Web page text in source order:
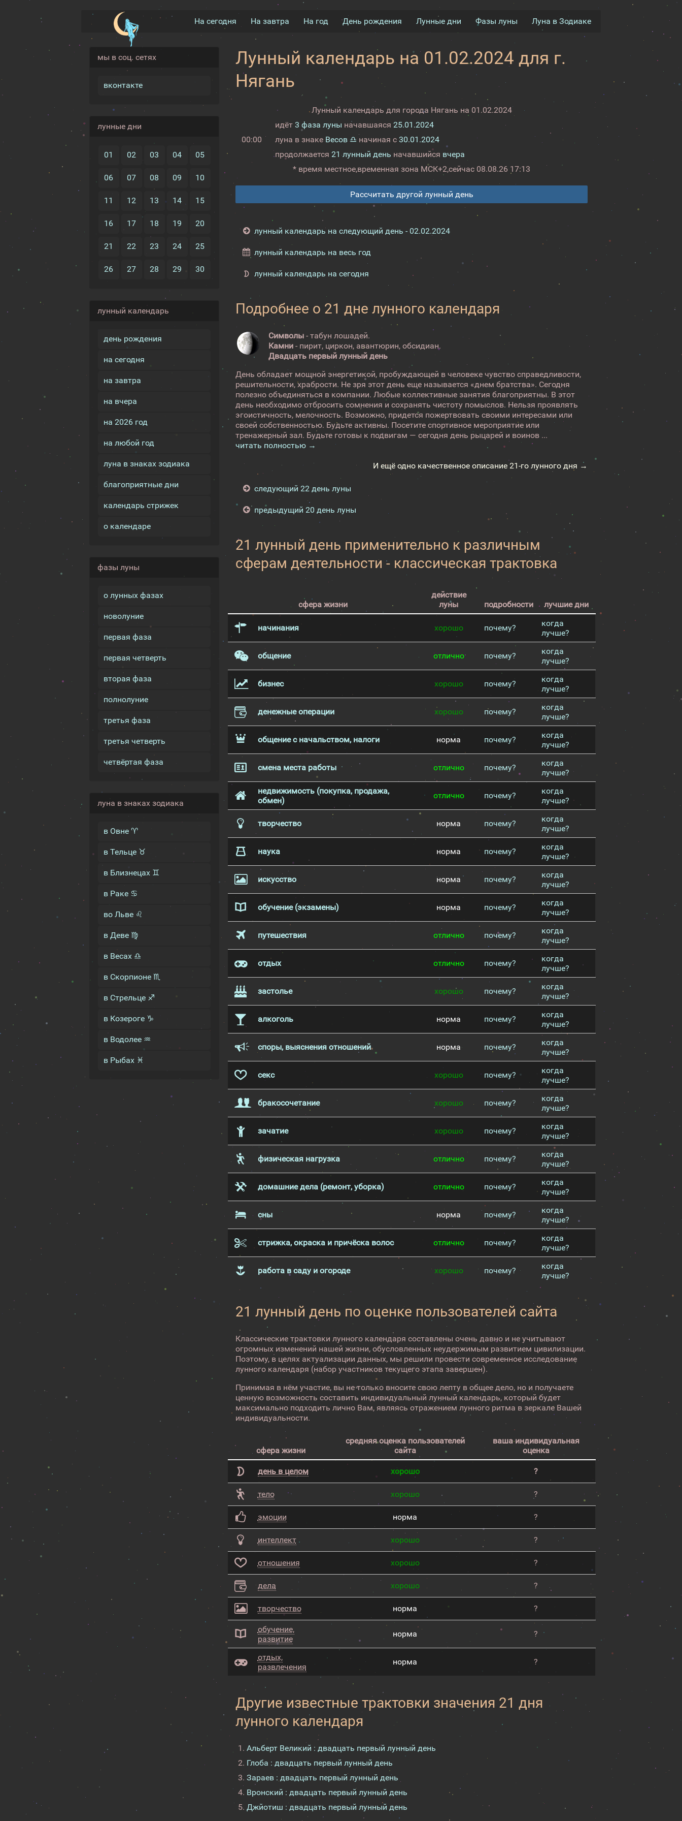
На сегодня На завтра На год День рождения Лунные дни Фазы луны Луна в Зодиаке
мы в соц. сетях
вконтакте
лунные дни
01 02 03 04 05
06 07 08 09 10
11 12 13 14 15
16 17 18 19 20
21 22 23 24 25
26 27 28 29 30
лунный календарь
день рождения
на сегодня
на завтра
на вчера
на 2026 год
на любой год
луна в знаках зодиака
благоприятные дни
календарь стрижек
о календаре
фазы луны
о лунных фазах
новолуние
первая фаза
первая четверть
вторая фаза
полнолуние
третья фаза
третья четверть
четвёртая фаза
луна в знаках зодиака
в Овне ♈
в Тельце ♉
в Близнецах ♊
в Раке ♋
во Льве ♌
в Деве ♍
в Весах ♎
в Скорпионе ♏
в Стрельце ♐
в Козероге ♑
в Водолее ♒
в Рыбах ♓
Лунный календарь на 01.02.2024 для г.
Нягань
Лунный календарь для города Нягань на 01.02.2024
00:00
идёт 3 фаза луны начавшаяся 25.01.2024
луна в знаке Весов ♎ начиная с 30.01.2024
продолжается 21 лунный день начавшийся вчера
* время местное,временная зона МСК+2,сейчас 08.08.26 17:13
Рассчитать другой лунный день
лунный календарь на следующий день - 02.02.2024
лунный календарь на весь год
лунный календарь на сегодня
Подробнее о 21 дне лунного календаря
Символы - табун лошадей.
Камни - пирит, циркон, авантюрин, обсидиан.
Двадцать первый лунный день
День обладает мощной энергетикой, пробуждающей в человеке чувство справедливости,
решительности, храбрости. Не зря этот день еще называется «днем братства». Сегодня
полезно объединяться в компании. Любые коллективные занятия благоприятны. В этот
день необходимо отбросить сомнения и сохранять чистоту помыслов. Нельзя проявлять
эгоистичность, мелочность. Возможно, придется пожертвовать своими интересами или
своей собственностью. Будьте активны. Посетите спортивное мероприятие или
тренажерный зал. Будьте готовы к подвигам — сегодня день рыцарей и воинов ...
читать полностью →
И ещё одно качественное описание 21-го лунного дня →
следующий 22 день луны
предыдущий 20 день луны
21 лунный день применительно к различным
сферам деятельности - классическая трактовка
сфера жизни
действие
луны
подробности лучшие дни
начинания хорошо почему?
когда
лучше?
общение отлично почему?
когда
лучше?
бизнес хорошо почему?
когда
лучше?
денежные операции хорошо почему?
когда
лучше?
общение с начальством, налоги норма почему?
когда
лучше?
смена места работы отлично почему?
когда
лучше?
недвижимость (покупка, продажа,
обмен)
отлично почему?
когда
лучше?
творчество норма почему?
когда
лучше?
наука норма почему?
когда
лучше?
искусство норма почему?
когда
лучше?
обучение (экзамены) норма почему?
когда
лучше?
путешествия отлично почему?
когда
лучше?
отдых отлично почему?
когда
лучше?
застолье хорошо почему?
когда
лучше?
алкоголь норма почему?
когда
лучше?
споры, выяснения отношений норма почему?
когда
лучше?
секс хорошо почему?
когда
лучше?
бракосочетание хорошо почему?
когда
лучше?
зачатие хорошо почему?
когда
лучше?
физическая нагрузка отлично почему?
когда
лучше?
домашние дела (ремонт, уборка) отлично почему?
когда
лучше?
сны норма почему?
когда
лучше?
стрижка, окраска и причёска волос отлично почему?
когда
лучше?
работа в саду и огороде хорошо почему?
когда
лучше?
21 лунный день по оценке пользователей сайта
Классические трактовки лунного календаря составлены очень давно и не учитывают
огромных изменений нашей жизни, обусловленных неудержимым развитием цивилизации.
Поэтому, в целях актуализации данных, мы решили провести современное исследование
лунного календаря (набор участников текущего этапа завершен).
Принимая в нём участие, вы не только вносите свою лепту в общее дело, но и получаете
ценную возможность составить индивидуальный лунный календарь, который будет
максимально подходить лично Вам, являясь отражением лунного ритма в зеркале Вашей
индивидуальности.
сфера жизни
средняя оценка пользователей
сайта
ваша индивидуальная
оценка
день в целом хорошо ?
тело хорошо ?
эмоции норма ?
интеллект хорошо ?
отношения хорошо ?
дела хорошо ?
творчество норма ?
обучение,
развитие
норма ?
отдых,
развлечения
норма ?
Другие известные трактовки значения 21 дня
лунного календаря
Альберт Великий : двадцать первый лунный день
Глоба : двадцать первый лунный день
Зараев : двадцать первый лунный день
Вронский : двадцать первый лунный день
Джйотиш : двадцать первый лунный день